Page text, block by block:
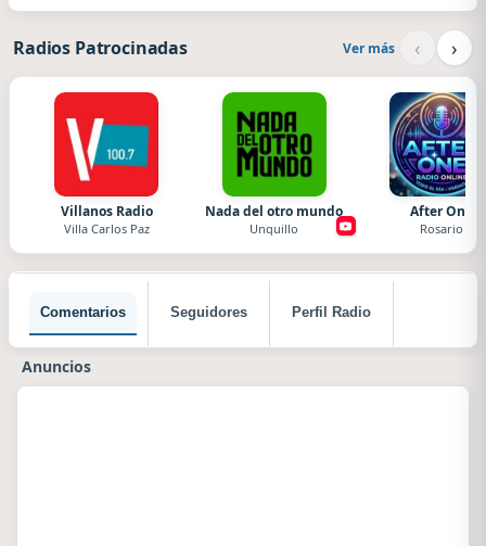
Radios Patrocinadas Ver más ‹ ›
Villanos Radio
Villa Carlos Paz
Nada del otro mundo
Unquillo
After One
Rosario
Comentarios Seguidores Perfil Radio
Anuncios